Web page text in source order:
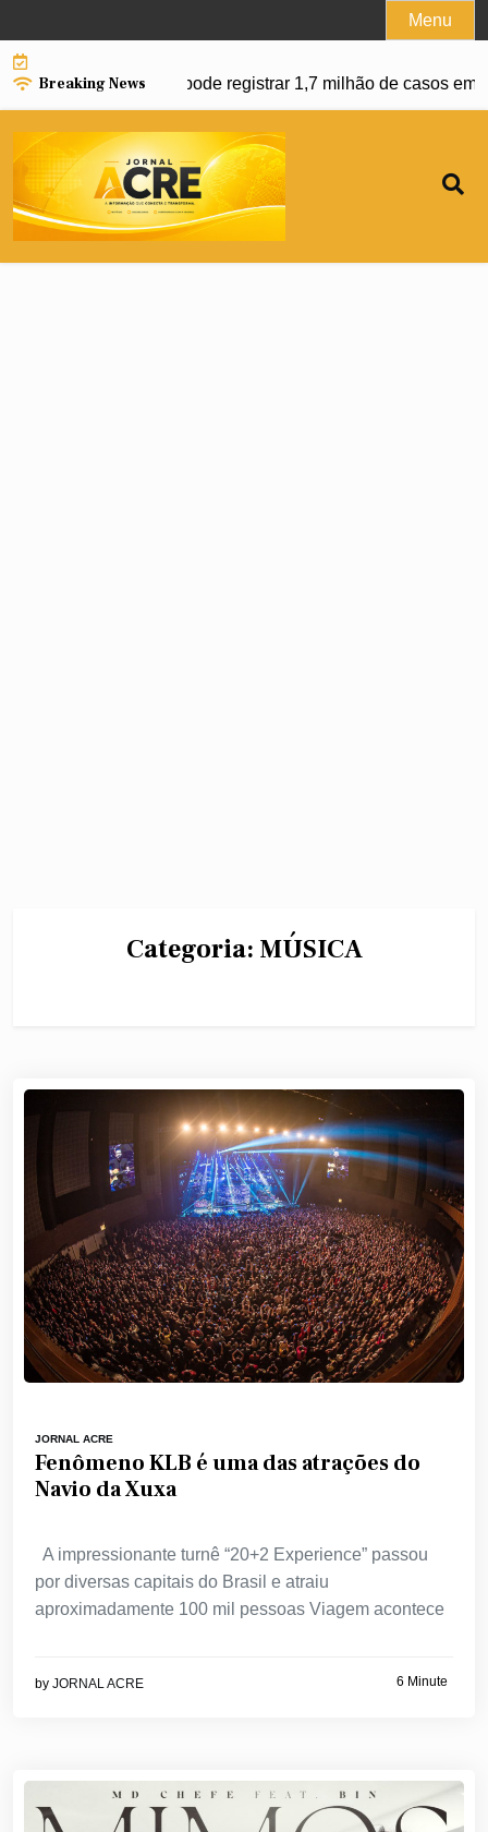
to
content
Menu
Breaking News
e Brasil pode registrar 1,7 milhão de casos em 2027 |
Categoria: MÚSICA
JORNAL ACRE
Fenômeno KLB é uma das atrações do
Navio da Xuxa
A impressionante turnê “20+2 Experience” passou
por diversas capitais do Brasil e atraiu
aproximadamente 100 mil pessoas Viagem acontece
by JORNAL ACRE 6 Minute